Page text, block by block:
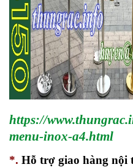
https://
menu-inox-a4.html
*. Hỗ trợ giao hàng nội